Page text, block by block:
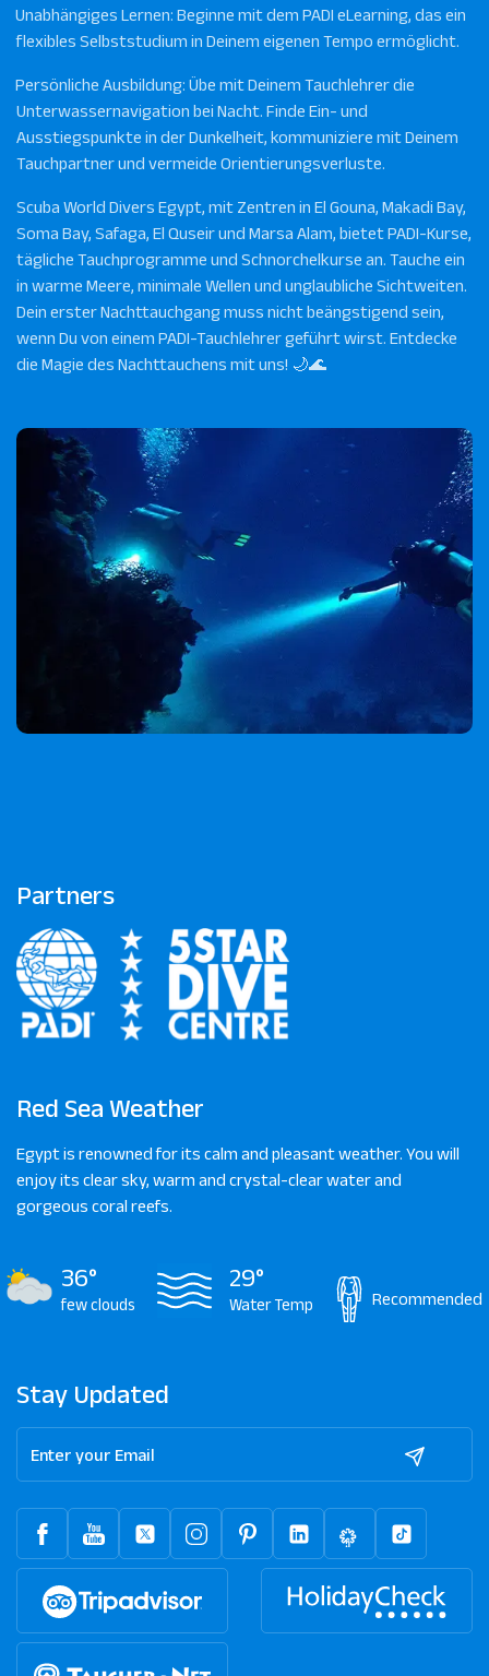
Unabhängiges Lernen: Beginne mit dem PADI eLearning, das ein
flexibles Selbststudium in Deinem eigenen Tempo ermöglicht.
Persönliche Ausbildung: Übe mit Deinem Tauchlehrer die
Unterwassernavigation bei Nacht. Finde Ein- und
Ausstiegspunkte in der Dunkelheit, kommuniziere mit Deinem
Tauchpartner und vermeide Orientierungsverluste.
Scuba World Divers Egypt, mit Zentren in El Gouna, Makadi Bay,
Soma Bay, Safaga, El Quseir und Marsa Alam, bietet PADI-Kurse,
tägliche Tauchprogramme und Schnorchelkurse an. Tauche ein
in warme Meere, minimale Wellen und unglaubliche Sichtweiten.
Dein erster Nachttauchgang muss nicht beängstigend sein,
wenn Du von einem PADI-Tauchlehrer geführt wirst. Entdecke
die Magie des Nachttauchens mit uns! 🌙🌊
Partners
Red Sea Weather
Egypt is renowned for its calm and pleasant weather. You will
enjoy its clear sky, warm and crystal-clear water and
gorgeous coral reefs.
36°
few clouds
29°
Water Temp Recommended
Stay Updated